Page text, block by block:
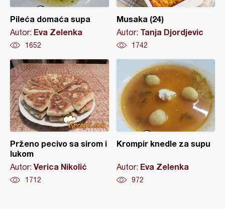
Pileća domaća supa
Autor: Eva Zelenka
1652
Musaka (24)
Autor: Tanja Djordjevic
1742
Prženo pecivo sa sirom i
lukom
Autor: Verica Nikolić
1712
Krompir knedle za supu
Autor: Eva Zelenka
972